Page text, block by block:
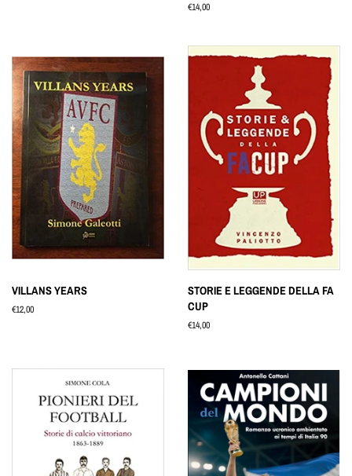
Prezzo
€14,00
VILLANS YEARS
Prezzo
€12,00
STORIE E LEGGENDE DELLA FA
CUP
Prezzo
€14,00